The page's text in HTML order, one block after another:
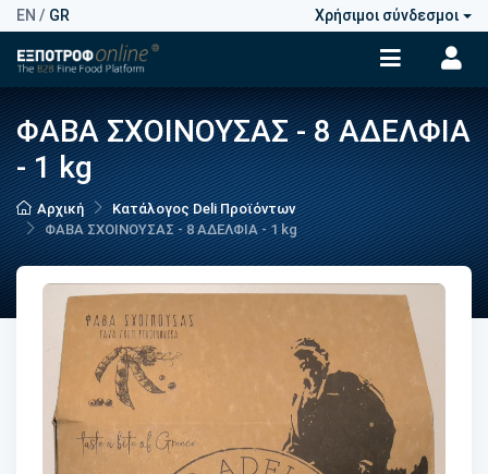
EN / GR Χρήσιμοι σύνδεσμοι
ΦΑΒΑ ΣΧΟΙΝΟΥΣΑΣ - 8 ΑΔΕΛΦΙΑ
- 1 kg
Αρχική
Κατάλογος Deli Προϊόντων
ΦΑΒΑ ΣΧΟΙΝΟΥΣΑΣ - 8 ΑΔΕΛΦΙΑ - 1 kg